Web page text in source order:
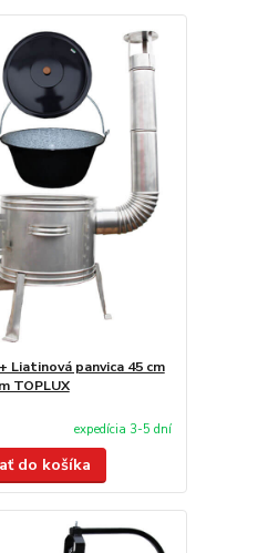
Liatinová panvica 45 cm
TOPLUX
expedícia 3-5 dní
do košíka